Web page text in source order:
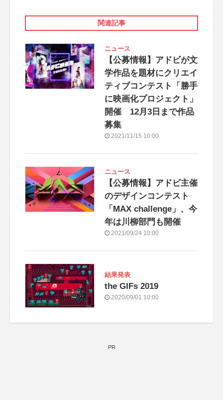
関連記事
ニュース
【公募情報】アドビが文
学作品を題材にクリエイ
ティブコンテスト「勝手
に映画化プロジェクト」
開催 12月3日まで作品
募集
2021/11/15 10:00
ニュース
【公募情報】アドビ主催
のデザインコンテスト
「MAX challenge」、今
年は川柳部門も開催
2021/09/24 10:00
結果発表
the GIFs 2019
2020/09/01 10:00
PR